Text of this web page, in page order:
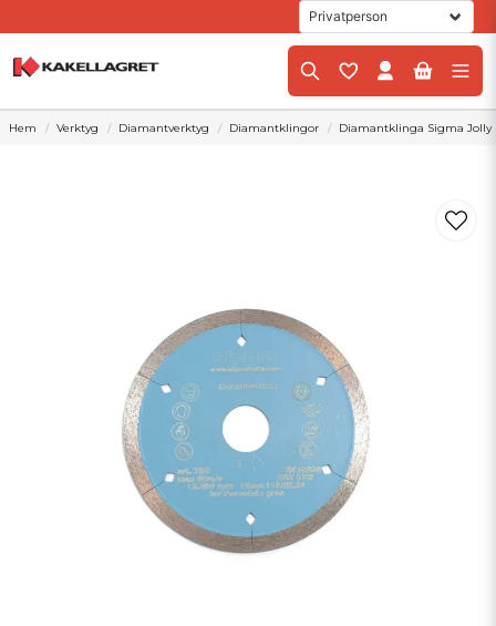
Hem Verktyg Diamantverktyg Diamantklingor Diamantklinga Sigma Jolly